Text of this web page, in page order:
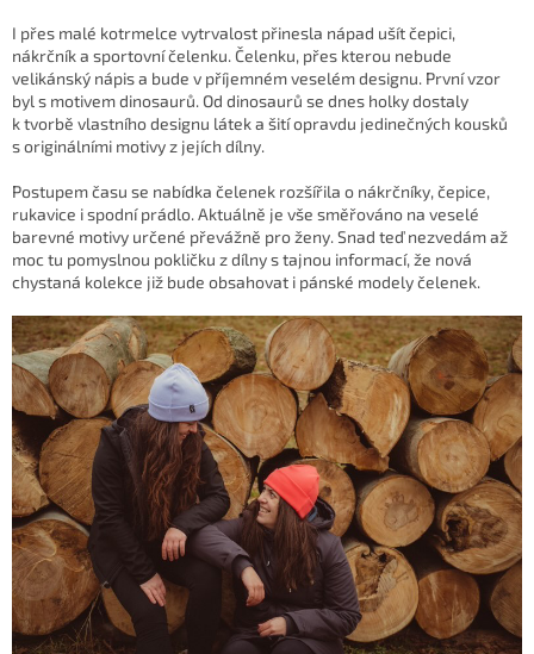
I přes malé kotrmelce vytrvalost přinesla nápad ušít čepici,
nákrčník a sportovní čelenku. Čelenku, přes kterou nebude
velikánský nápis a bude v příjemném veselém designu. První vzor
byl s motivem dinosaurů. Od dinosaurů se dnes holky dostaly
k tvorbě vlastního designu látek a šití opravdu jedinečných kousků
s originálními motivy z jejích dílny.
Postupem času se nabídka čelenek rozšířila o nákrčníky, čepice,
rukavice i spodní prádlo. Aktuálně je vše směřováno na veselé
barevné motivy určené převážně pro ženy. Snad teď nezvedám až
moc tu pomyslnou pokličku z dílny s tajnou informací, že nová
chystaná kolekce již bude obsahovat i pánské modely čelenek.